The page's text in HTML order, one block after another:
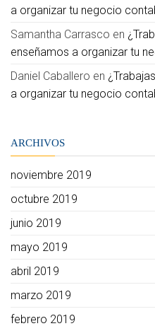
a organizar tu negocio
Samantha Carrasco en
enseñamos a organizar tu
Daniel Caballero en
a organizar tu negocio
ARCHIVOS
noviembre 2019
octubre 2019
junio 2019
mayo 2019
abril 2019
marzo 2019
febrero 2019